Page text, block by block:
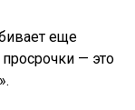
еще
— это